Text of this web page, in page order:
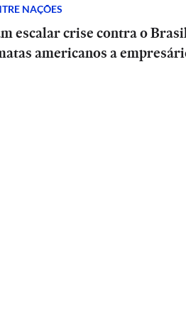
NAÇÕES
escalar crise contra o
americanos a